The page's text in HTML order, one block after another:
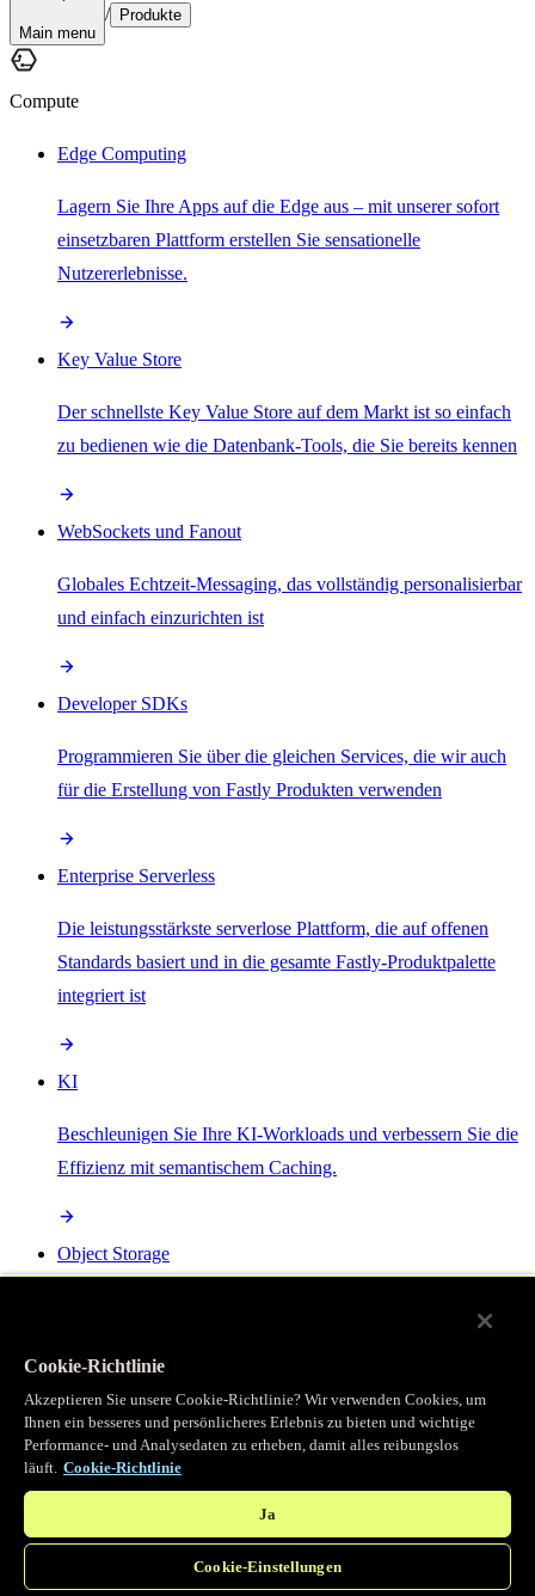
Main menu
/ Produkte
Compute
Edge Computing
Lagern Sie Ihre Apps auf die Edge aus – mit unserer sofort
einsetzbaren Plattform erstellen Sie sensationelle
Nutzererlebnisse.
Key Value Store
Der schnellste Key Value Store auf dem Markt ist so einfach
zu bedienen wie die Datenbank-Tools, die Sie bereits kennen
WebSockets und Fanout
Globales Echtzeit-Messaging, das vollständig personalisierbar
und einfach einzurichten ist
Developer SDKs
Programmieren Sie über die gleichen Services, die wir auch
für die Erstellung von Fastly Produkten verwenden
Enterprise Serverless
Die leistungsstärkste serverlose Plattform, die auf offenen
Standards basiert und in die gesamte Fastly-Produktpalette
integriert ist
KI
Beschleunigen Sie Ihre KI-Workloads und verbessern Sie die
Effizienz mit semantischem Caching.
Object Storage
Programmierbarer Cache
Erhalten Sie vollständigen programmatischen Zugriff auf das
legendäre Caching, das unser CDN antreibt.
Cookie-Richtlinie
Akzeptieren Sie unsere Cookie-Richtlinie? Wir verwenden Cookies, um
Ihnen ein besseres und persönlicheres Erlebnis zu bieten und wichtige
Performance- und Analysedaten zu erheben, damit alles reibungslos
läuft. Cookie-Richtlinie
Ja
Cookie-Einstellungen